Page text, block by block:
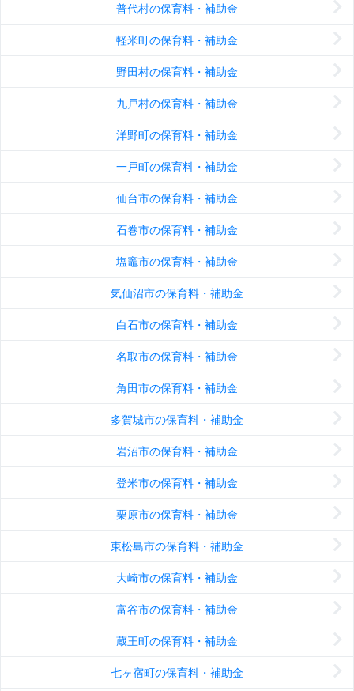
普代村の保育料・補助金
軽米町の保育料・補助金
野田村の保育料・補助金
九戸村の保育料・補助金
洋野町の保育料・補助金
一戸町の保育料・補助金
仙台市の保育料・補助金
石巻市の保育料・補助金
塩竈市の保育料・補助金
気仙沼市の保育料・補助金
白石市の保育料・補助金
名取市の保育料・補助金
角田市の保育料・補助金
多賀城市の保育料・補助金
岩沼市の保育料・補助金
登米市の保育料・補助金
栗原市の保育料・補助金
東松島市の保育料・補助金
大崎市の保育料・補助金
富谷市の保育料・補助金
蔵王町の保育料・補助金
七ヶ宿町の保育料・補助金